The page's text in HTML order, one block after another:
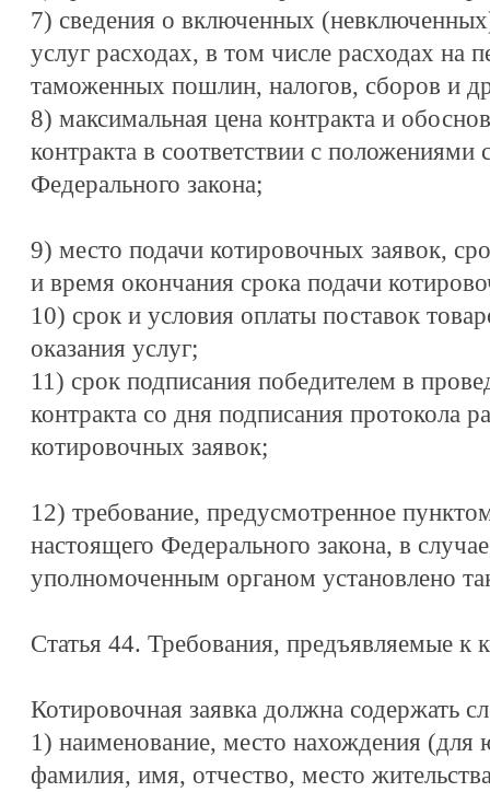
7) сведения о включенных
услуг расходах, в том числе расходах на
таможенных пошлин, налогов, сборов и
8) максимальная цена контракта и
контракта в соответствии с положениями
Федерального закона;
9) место подачи котировочных заявок,
и время окончания срока подачи
10) срок и условия оплаты поставок
оказания услуг;
11) срок подписания победителем в
контракта со дня подписания протокола
котировочных заявок;
12) требование, предусмотренное
настоящего Федерального закона, в
уполномоченным органом установлено
Статья 44. Требования, предъявляемые к
Котировочная заявка должна содержать
1) наименование, место нахождения (для
фамилия, имя, отчество, место